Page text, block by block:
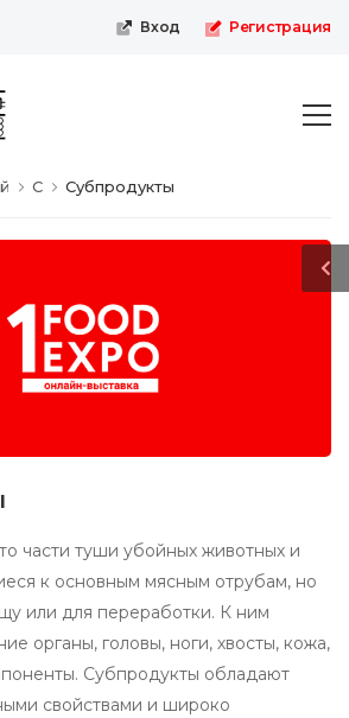
Вход Регистрация
С Субпродукты
части туши убойных животных и
к основным мясным отрубам, но
или для переработки. К ним
органы, головы, ноги, хвосты, кожа,
Субпродукты обладают
свойствами и широко